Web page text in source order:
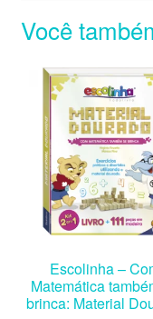
Você
Escolinha –
Matemática
brinca: Material